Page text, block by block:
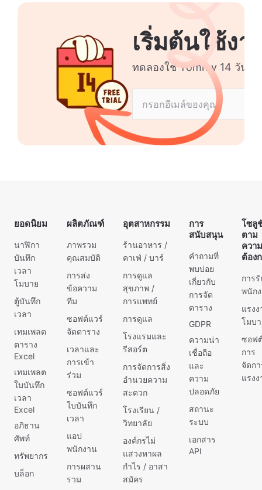
เริ่มต้นใช้งา
ทดลองใช้ Tommy 14 วัน ไ
ยอดนิยม
นาฬิกา
บันทึก
เวลา
โมบาย
ตู้บันทึก
เวลา
เทมเพลต
ตาราง
Excel
เทมเพลต
ใบบันทึก
เวลา
Excel
อภิธาน
ศัพท์
ทรัพยากร
บล็อก
ผลิตภัณฑ์
ภาพรวม
คุณสมบัติ
การส่ง
ข้อความ
ทีม
ซอฟต์แวร์
จัดตาราง
เวลาและ
การเข้า
ร่วม
ซอฟต์แวร์
ใบบันทึก
เวลา
แอป
พนักงาน
การผสาน
รวม
อุตสาหกรรม
ร้านอาหาร /
คาเฟ่ / บาร์
การดูแล
สุขภาพ /
การแพทย์
การดูแล
โรงแรมและ
รีสอร์ต
การจัดการสิ่ง
อำนวยความ
สะดวก
โรงเรียน /
วิทยาลัย
องค์กรไม่
แสวงหาผล
กำไร / อาสา
สมัคร
การ
สนับสนุน
คำถามที่
พบบ่อย
เกี่ยวกับ
การจัด
ตาราง
GDPR
ความน่า
เชื่อถือ
และ
ความ
ปลอดภัย
สถานะ
ระบบ
เอกสาร
API
โซลู
ตาม
ความ
ต้อง
การ
พนัก
แรง
โมบ
ซอฟ
การ
จัดก
แรง